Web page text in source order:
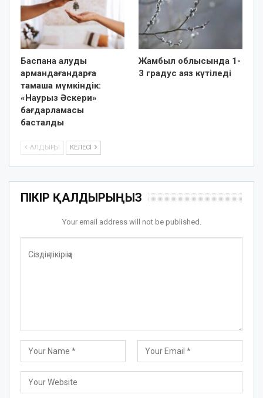
Баспана алуды
армандағандарға
тамаша мүмкіндік:
«Наурыз Әскери»
бағдарламасы
басталды
Жамбыл облысында 1-
3 градус аяз күтіледі
АЛДЫҢҒЫ КЕЛЕСІ
ПІКІР ҚАЛДЫРЫҢЫЗ
Your email address will not be published.